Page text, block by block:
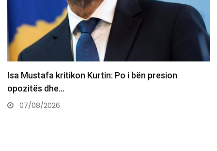
​Familja në pritje të trupave të familjarëve që
humbën jetën…
07/08/2026